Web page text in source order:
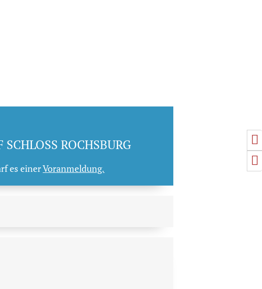
ROCHSBURG
es einerVoranmeldung.